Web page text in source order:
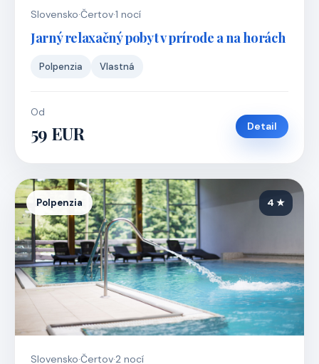
Slovensko·Čertov·1 nocí
Jarný relaxačný pobyt v prírode a na horách
Polpenzia Vlastná
Od
59 EUR Detail
Polpenzia 4 ★
Slovensko·Čertov·2 nocí